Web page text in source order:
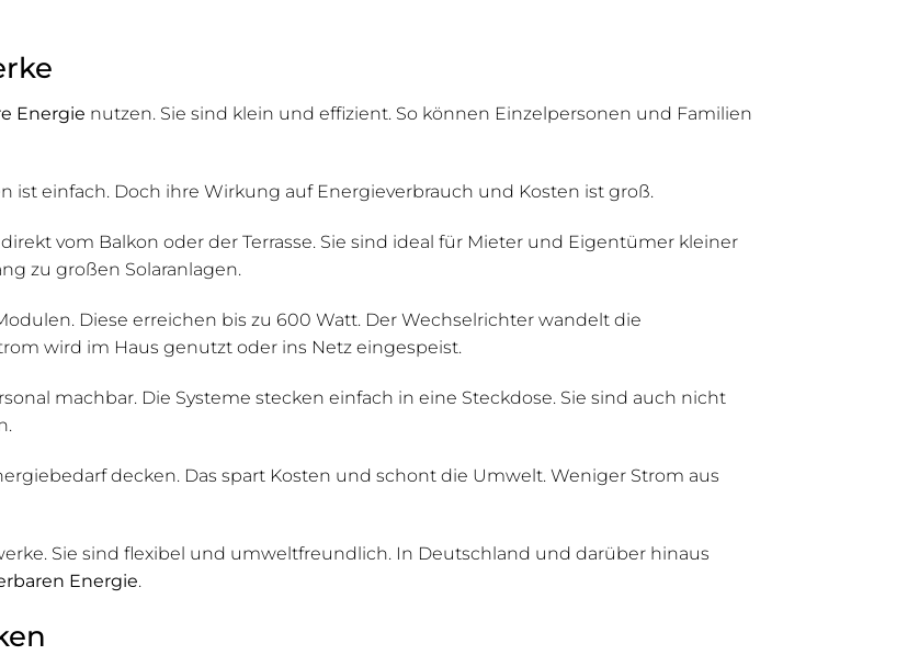
Energie nutzen. Sie sind klein und effizient. So können Einzelpersonen und Familien
ist einfach. Doch ihre Wirkung auf Energieverbrauch und Kosten ist groß.
vom Balkon oder der Terrasse. Sie sind ideal für Mieter und Eigentümer kleiner
zu großen Solaranlagen.
Diese erreichen bis zu 600 Watt. Der Wechselrichter wandelt die
wird im Haus genutzt oder ins Netz eingespeist.
machbar. Die Systeme stecken einfach in eine Steckdose. Sie sind auch nicht
decken. Das spart Kosten und schont die Umwelt. Weniger Strom aus
Sie sind flexibel und umweltfreundlich. In Deutschland und darüber hinaus
Energie.